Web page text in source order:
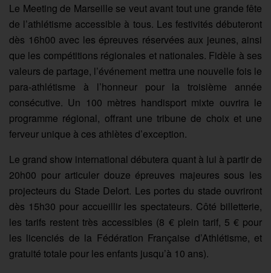
Le Meeting de Marseille se veut avant tout une grande fête
de l’athlétisme accessible à tous. Les festivités débuteront
dès 16h00 avec les épreuves réservées aux jeunes, ainsi
que les compétitions régionales et nationales. Fidèle à ses
valeurs de partage, l’événement mettra une nouvelle fois le
para-athlétisme à l’honneur pour la troisième année
consécutive. Un 100 mètres handisport mixte ouvrira le
programme régional, offrant une tribune de choix et une
ferveur unique à ces athlètes d’exception.
Le grand show international débutera quant à lui à partir de
20h00 pour articuler douze épreuves majeures sous les
projecteurs du Stade Delort. Les portes du stade ouvriront
dès 15h30 pour accueillir les spectateurs. Côté billetterie,
les tarifs restent très accessibles (8 € plein tarif, 5 € pour
les licenciés de la Fédération Française d’Athlétisme, et
gratuité totale pour les enfants jusqu’à 10 ans).